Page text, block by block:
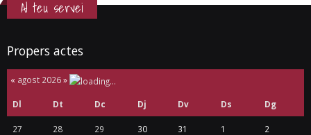
Al teu servei
Propers actes
« agost 2026»
Dl Dt Dc Dj Dv Ds Dg
27 28 29 30 31 1 2